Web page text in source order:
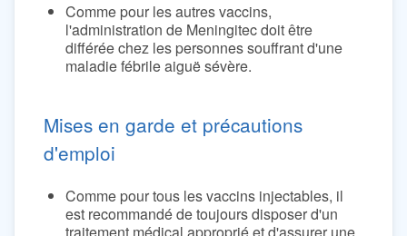
Comme pour les autres vaccins,
l'administration de Meningitec doit être
différée chez les personnes souffrant d'une
maladie fébrile aiguë sévère.
Mises en garde et précautions
d'emploi
Comme pour tous les vaccins injectables, il
est recommandé de toujours disposer d'un